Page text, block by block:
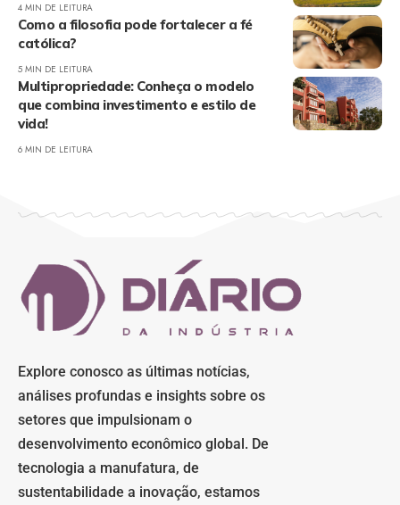
4 MIN DE LEITURA
Como a filosofia pode fortalecer a fé
católica?
5 MIN DE LEITURA
Multipropriedade: Conheça o modelo
que combina investimento e estilo de
vida!
6 MIN DE LEITURA
Explore conosco as últimas notícias,
análises profundas e insights sobre os
setores que impulsionam o
desenvolvimento econômico global. De
tecnologia a manufatura, de
sustentabilidade a inovação, estamos